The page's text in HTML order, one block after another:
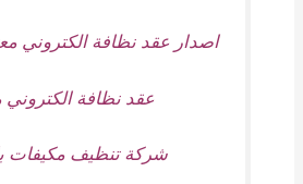
اصدار عقد نظافة الكتروني
عقد نظافة الكتروني
شركة تنظيف مكيفات